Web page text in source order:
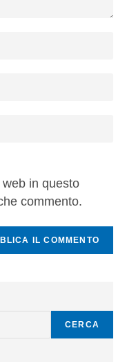
in questo
commento.
CERCA